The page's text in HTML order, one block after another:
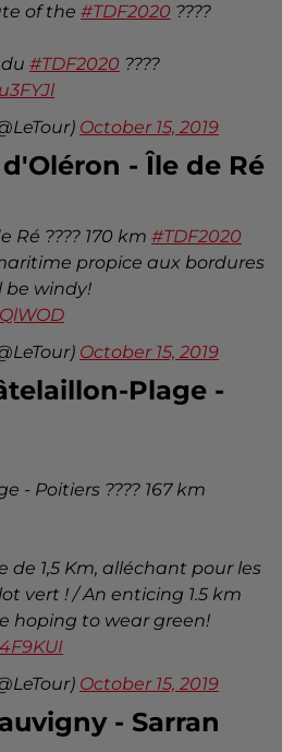
of the #TDF2020 ????
#TDF2020 ????
October 15, 2019
- Île de Ré
Ré ???? 170 km #TDF2020
propice aux bordures
be windy!
October 15, 2019
Plage -
- Poitiers ???? 167 km
de 1,5 Km, alléchant pour les
vert ! / An enticing 1.5 km
hoping to wear green!
October 15, 2019
- Sarran